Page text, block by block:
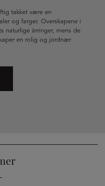
takket være en
og farger. Overskapene i
naturlige årringer, mens de
en rolig og jordnær